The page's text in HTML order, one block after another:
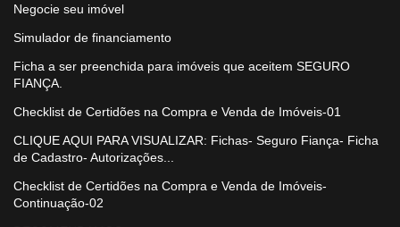
Negocie seu imóvel
Simulador de financiamento
Ficha a ser preenchida para imóveis que aceitem SEGURO
FIANÇA.
Checklist de Certidões na Compra e Venda de Imóveis-01
CLIQUE AQUI PARA VISUALIZAR: Fichas- Seguro Fiança- Ficha
de Cadastro- Autorizações...
Checklist de Certidões na Compra e Venda de Imóveis-
Continuação-02